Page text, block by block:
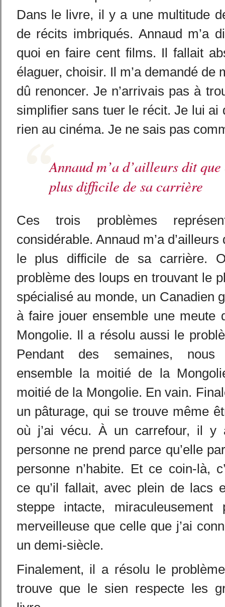
Dans le livre, il y a une multitude
de récits imbriqués. Annaud m’a
quoi en faire cent films. Il fallait
élaguer, choisir. Il m’a demandé de
dû renoncer. Je n’arrivais pas à
simplifier sans tuer le récit. Je lui ai
rien au cinéma. Je ne sais pas
Annaud m’a d’ailleurs dit
plus difficile de sa carrière
Ces trois problèmes
considérable. Annaud m’a
le plus difficile de sa carrière.
problème des loups en trouvant le
spécialisé au monde, un Canadien
à faire jouer ensemble une meute
Mongolie. Il a résolu aussi le
Pendant des semaines, nous
ensemble la moitié de la
moitié de la Mongolie. En vain.
un pâturage, qui se trouve même
où j’ai vécu. À un carrefour, il y
personne ne prend parce qu’elle
personne n’habite. Et ce coin-là,
ce qu’il fallait, avec plein de lacs
steppe intacte, miraculeusement
merveilleuse que celle que j’ai
un demi-siècle.
Finalement, il a résolu le
trouve que le sien respecte les